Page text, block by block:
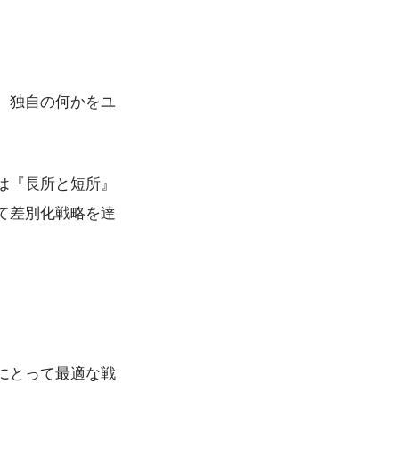
独自の何かをユ
長所と短所』
差別化戦略を達
とって最適な戦